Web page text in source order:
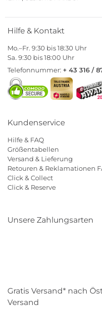
Mo.–Fr. 9:30 bis 18:30 Uhr
Telefonnummer:+ 43 316 /
Hilfe & FAQ
Größentabellen
Versand & Lieferung
Retouren & Reklamationen
Click & Collect
Unsere Zahlungsarten
Gratis Versand* nach